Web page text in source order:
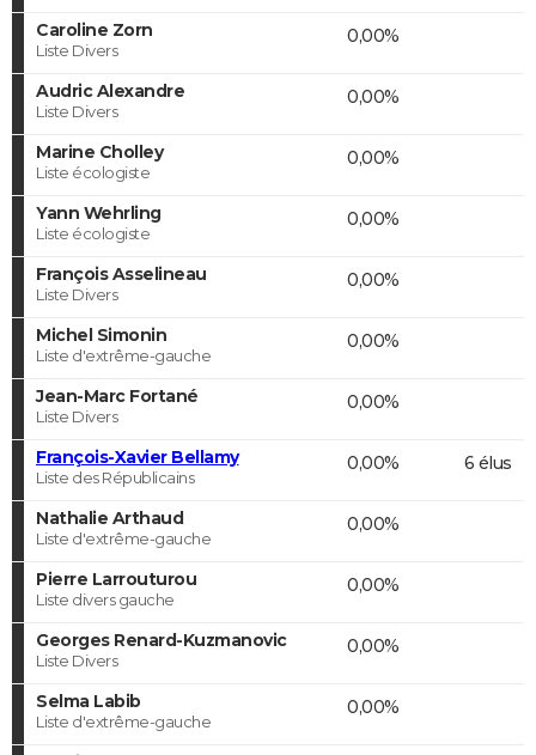
Caroline Zorn
Liste Divers
0,00%
Audric Alexandre
Liste Divers
0,00%
Marine Cholley
Liste écologiste
0,00%
Yann Wehrling
Liste écologiste
0,00%
François Asselineau
Liste Divers
0,00%
Michel Simonin
Liste d'extrême-gauche
0,00%
Jean-Marc Fortané
Liste Divers
0,00%
François-Xavier Bellamy
Liste des Républicains
0,00% 6 élus
Nathalie Arthaud
Liste d'extrême-gauche
0,00%
Pierre Larrouturou
Liste divers gauche
0,00%
Georges Renard-Kuzmanovic
Liste Divers
0,00%
Selma Labib
Liste d'extrême-gauche
0,00%